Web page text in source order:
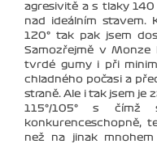
agresivitě a s tlaky
nad ideálním stavem.
120° tak pak jsem
Samozřejmě v
tvrdé gumy i při
chladného počasi a
straně. Ale i tak jsem je
115°/105° s
konkurenceschopně,
než na jinak